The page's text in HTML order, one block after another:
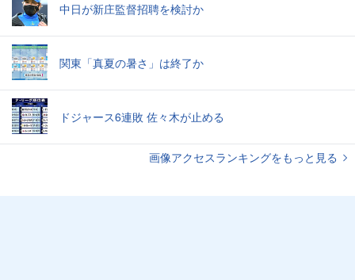
中日が新庄監督招聘を検討か
関東「真夏の暑さ」は終了か
ドジャース6連敗 佐々木が止める
画像アクセスランキングをもっと見る